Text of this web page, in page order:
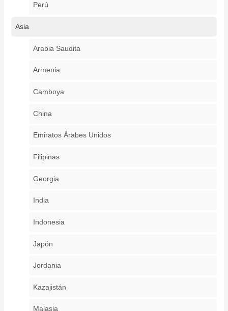
Perú
Asia
Arabia Saudita
Armenia
Camboya
China
Emiratos Árabes Unidos
Filipinas
Georgia
India
Indonesia
Japón
Jordania
Kazajistán
Malasia